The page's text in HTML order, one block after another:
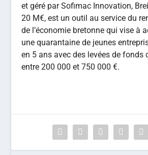
et géré par Sofimac Innovation,
20 M€, est un outil au service du
de l’économie bretonne qui vise à
une quarantaine de jeunes
en 5 ans avec des levées de fonds
entre 200 000 et 750 000 €.